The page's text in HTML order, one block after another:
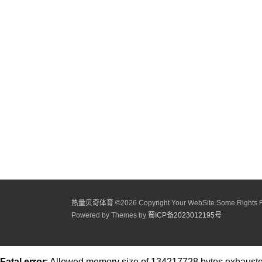
热量贝奇体育 ©2026 Copyright Your WebSite.Some Rights
Powered by Themes by 蜀ICP备2023012195号